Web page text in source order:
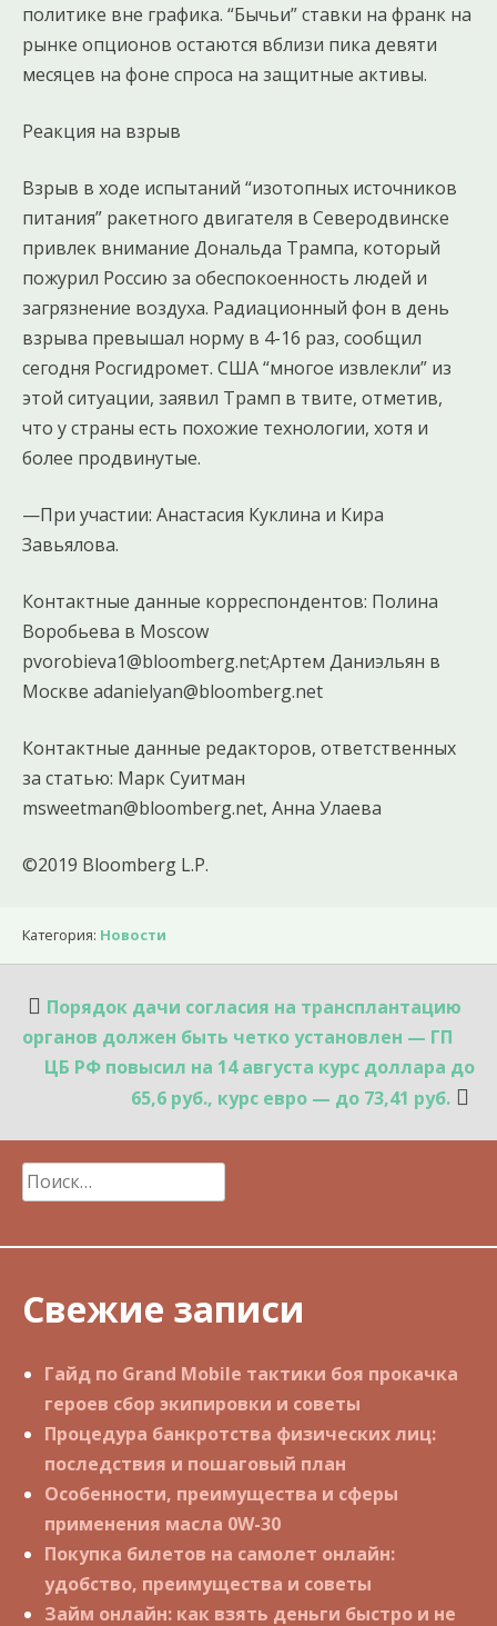
политике вне графика. “Бычьи” ставки на франк на
рынке опционов остаются вблизи пика девяти
месяцев на фоне спроса на защитные активы.
Реакция на взрыв
Взрыв в ходе испытаний “изотопных источников
питания” ракетного двигателя в Северодвинске
привлек внимание Дональда Трампа, который
пожурил Россию за обеспокоенность людей и
загрязнение воздуха. Радиационный фон в день
взрыва превышал норму в 4-16 раз, сообщил
сегодня Росгидромет. США “многое извлекли” из
этой ситуации, заявил Трамп в твите, отметив,
что у страны есть похожие технологии, хотя и
более продвинутые.
—При участии: Анастасия Куклина и Кира
Завьялова.
Контактные данные корреспондентов: Полина
Воробьева в Moscow
pvorobieva1@bloomberg.net;Артем Даниэльян в
Москве adanielyan@bloomberg.net
Контактные данные редакторов, ответственных
за статью: Марк Суитман
msweetman@bloomberg.net, Анна Улаева
©2019 Bloomberg L.P.
Категория: Новости
Навигация
по
записям
Порядок дачи согласия на трансплантацию
органов должен быть четко установлен — ГП
ЦБ РФ повысил на 14 августа курс доллара до
65,6 руб., курс евро — до 73,41 руб.
Найти:
Свежие записи
Гайд по Grand Mobile тактики боя прокачка
героев сбор экипировки и советы
Процедура банкротства физических лиц:
последствия и пошаговый план
Особенности, преимущества и сферы
применения масла 0W-30
Покупка билетов на самолет онлайн:
удобство, преимущества и советы
Займ онлайн: как взять деньги быстро и не